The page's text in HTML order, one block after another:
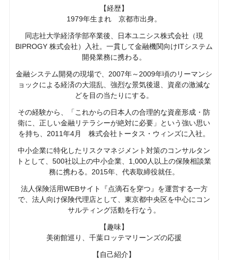
【経歴】
1979年生まれ 京都市出身。
同志社大学経済学部卒業後、日本ユニシス株式会社（現
BIPROGY 株式会社）入社。一貫して金融機関向けITシステム
開発業務に携わる。
金融システム開発の現場で、2007年～2009年頃のリーマンシ
ョックによる経済の大混乱、強烈な景気後退、資産の激減な
どを目の当たりにする。
その経験から、「これからの日本人の合理的な資産形成・防
衛に、正しい金融リテラシーが絶対に必要」という強い思い
を持ち、2011年4月 株式会社トータス・ウィンズに入社。
中小企業に特化したリスクマネジメント対策のコンサルタン
トとして、500社以上の中小企業、1,000人以上の保険相談業
務に携わる。2015年、代表取締役就任。
法人保険活用WEBサイト『点滴石を穿つ』を運営する一方
で、法人向け保険代理店として、東京都中央区を中心にコン
サルティング活動を行なう。
【趣味】
美術館巡り、千葉ロッテマリーンズの応援
【自己紹介】